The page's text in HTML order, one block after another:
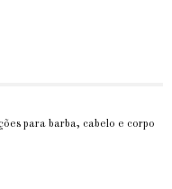
para barba, cabelo e corpo